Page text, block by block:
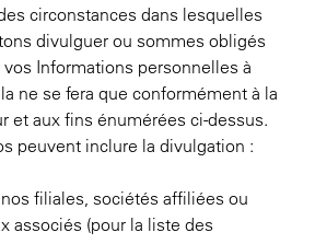
circonstances dans lesquelles
divulguer ou sommes obligés
Informations personnelles à
ne se fera que conformément à la
et aux fins énumérées ci-dessus.
peuvent inclure la divulgation :
nos filiales, sociétés affiliées ou
associés (pour la liste des